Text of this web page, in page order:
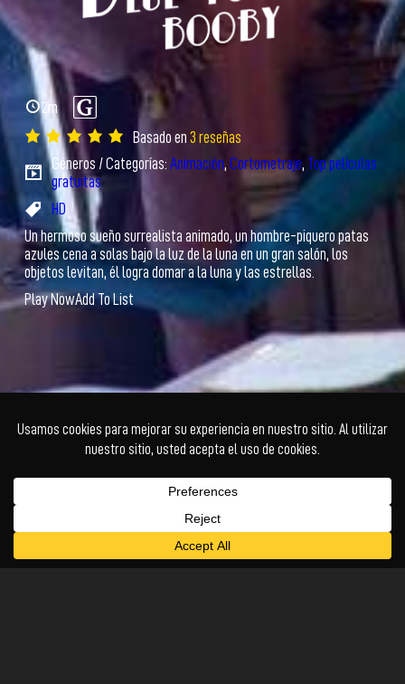
2m
Basado en 3 reseñas
Géneros / Categorías: Animación, Cortometraje, Top películas
gratuitas
HD
Un hermoso sueño surrealista animado, un hombre-piquero patas
azules cena a solas bajo la luz de la luna en un gran salón, los
objetos levitan, él logra domar a la luna y las estrellas.
Play NowAdd To List